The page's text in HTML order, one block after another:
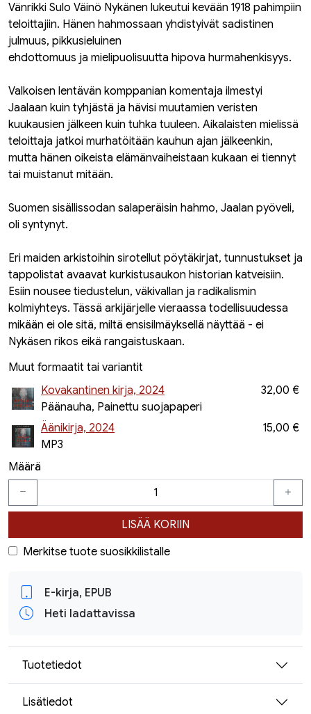
Vänrikki Sulo Väinö Nykänen lukeutui kevään 1918 pahimpiin
teloittajiin. Hänen hahmossaan yhdistyivät sadistinen
julmuus, pikkusieluinen
ehdottomuus ja mielipuolisuutta hipova hurmahenkisyys.
Valkoisen lentävän komppanian komentaja ilmestyi
Jaalaan kuin tyhjästä ja hävisi muutamien veristen
kuukausien jälkeen kuin tuhka tuuleen. Aikalaisten mielissä
teloittaja jatkoi murhatöitään kauhun ajan jälkeenkin,
mutta hänen oikeista elämänvaiheistaan kukaan ei tiennyt
tai muistanut mitään.
Suomen sisällissodan salaperäisin hahmo, Jaalan pyöveli,
oli syntynyt.
Eri maiden arkistoihin sirotellut pöytäkirjat, tunnustukset ja
tappolistat avaavat kurkistusaukon historian katveisiin.
Esiin nousee tiedustelun, väkivallan ja radikalismin
kolmiyhteys. Tässä arkijärjelle vieraassa todellisuudessa
mikään ei ole sitä, miltä ensisilmäyksellä näyttää - ei
Nykäsen rikos eikä rangaistuskaan.
Muut formaatit tai variantit
Kovakantinen kirja, 2024
Päänauha, Painettu suojapaperi
32,00 €
Äänikirja, 2024
MP3
15,00 €
Määrä
LISÄÄ KORIIN
Merkitse tuote suosikkilistalle
E-kirja, EPUB
Heti ladattavissa
Tuotetiedot
Lisätiedot